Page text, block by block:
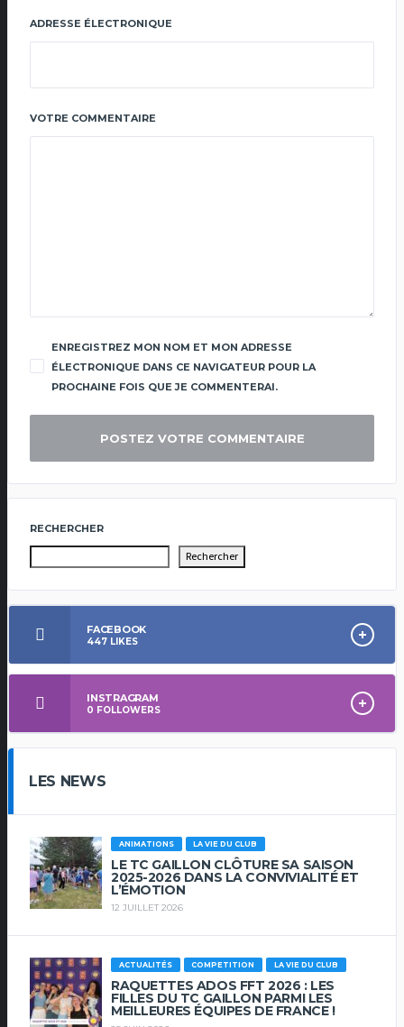
ADRESSE ÉLECTRONIQUE
VOTRE COMMENTAIRE
ENREGISTREZ MON NOM ET MON ADRESSE
ÉLECTRONIQUE DANS CE NAVIGATEUR POUR LA
PROCHAINE FOIS QUE JE COMMENTERAI.
RECHERCHER
Rechercher
FACEBOOK
447 LIKES
INSTRAGRAM
0 FOLLOWERS
LES NEWS
ANIMATIONS LA VIE DU CLUB
LE TC GAILLON CLÔTURE SA SAISON
2025-2026 DANS LA CONVIVIALITÉ ET
L’ÉMOTION
12 JUILLET 2026
ACTUALITÉS COMPETITION LA VIE DU CLUB
RAQUETTES ADOS FFT 2026 : LES
FILLES DU TC GAILLON PARMI LES
MEILLEURES ÉQUIPES DE FRANCE !